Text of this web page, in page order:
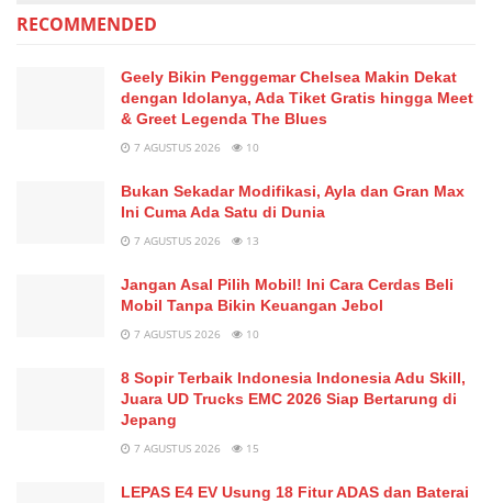
RECOMMENDED
Geely Bikin Penggemar Chelsea Makin Dekat
dengan Idolanya, Ada Tiket Gratis hingga Meet
& Greet Legenda The Blues
7 AGUSTUS 2026 10
Bukan Sekadar Modifikasi, Ayla dan Gran Max
Ini Cuma Ada Satu di Dunia
7 AGUSTUS 2026 13
Jangan Asal Pilih Mobil! Ini Cara Cerdas Beli
Mobil Tanpa Bikin Keuangan Jebol
7 AGUSTUS 2026 10
8 Sopir Terbaik Indonesia Indonesia Adu Skill,
Juara UD Trucks EMC 2026 Siap Bertarung di
Jepang
7 AGUSTUS 2026 15
LEPAS E4 EV Usung 18 Fitur ADAS dan Baterai